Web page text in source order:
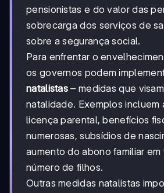
pensionistas e do valor das
sobrecarga dos serviços de
sobre a segurança social.
Para enfrentar o
os governos podem
natalistas – medidas que
natalidade. Exemplos incluem
licença parental, benefícios
numerosas, subsídios de
aumento do abono familiar em
número de filhos.
Outras medidas natalistas